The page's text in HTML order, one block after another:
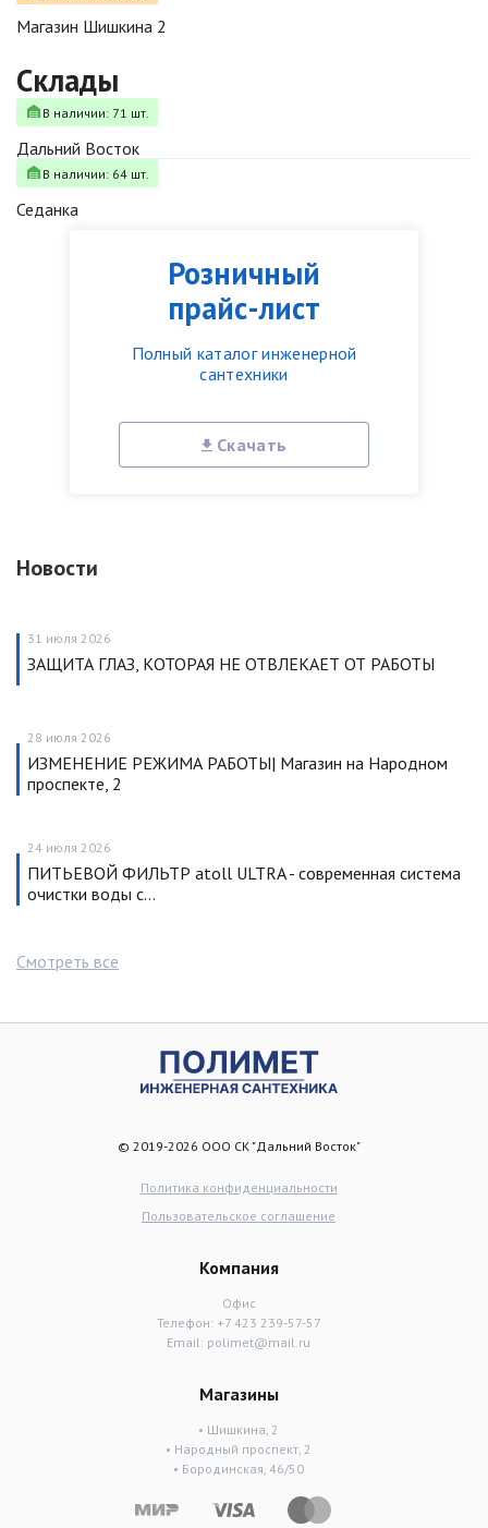
Розничный
прайс-лист
Полный каталог инженерной
сантехники
Скачать
Новости
31 июля 2026
ЗАЩИТА ГЛАЗ, КОТОРАЯ НЕ ОТВЛЕКАЕТ ОТ РАБОТЫ
28 июля 2026
ИЗМЕНЕНИЕ РЕЖИМА РАБОТЫ| Магазин на Народном
проспекте, 2
24 июля 2026
ПИТЬЕВОЙ ФИЛЬТР atoll ULTRA - современная система
очистки воды с…
Смотреть все
Магазин Шишкина 2
Склады
В наличии: 71 шт.
Дальний Восток
В наличии: 64 шт.
Седанка
© 2019-2026 ООО СК "Дальний Восток"
Политика конфиденциальности
Пользовательское соглашение
Компания
Офис
Телефон: +7 423 239-57-57
Email: polimet@mail.ru
Магазины
• Шишкина, 2
• Народный проспект, 2
• Бородинская, 46/50